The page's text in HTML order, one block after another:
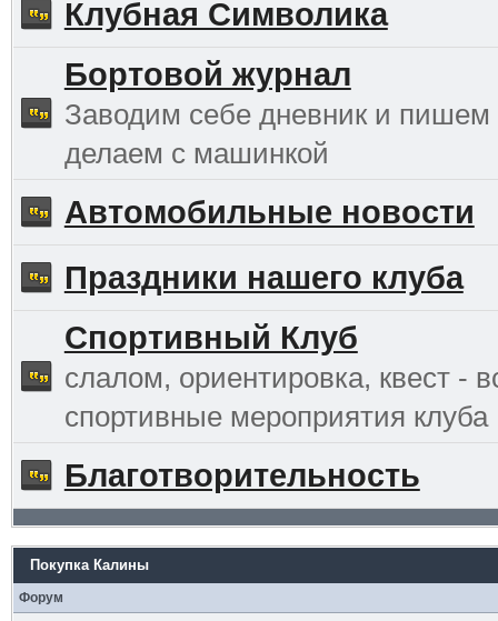
Клубная Символика
Бортовой журнал
Заводим себе дневник и пишем
делаем с машинкой
Автомобильные новости
Праздники нашего клуба
Спортивный Клуб
слалом, ориентировка, квест -
спортивные мероприятия клуба
Благотворительность
Покупка Калины
Форум